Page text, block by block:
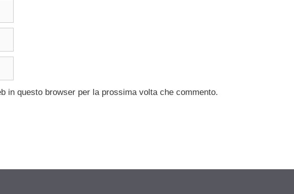
in questo browser per la prossima volta che commento.